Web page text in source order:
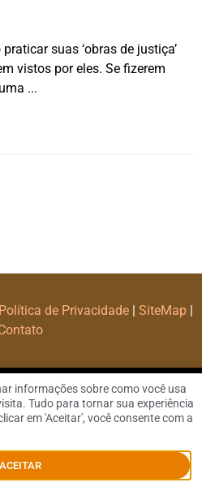
suas ‘obras de justiça’
vistos por eles. Se fizerem
Política de Privacidade| SiteMap|
informações sobre como você usa
Tudo para tornar sua experiência
em 'Aceitar', você consente com a
ACEITAR